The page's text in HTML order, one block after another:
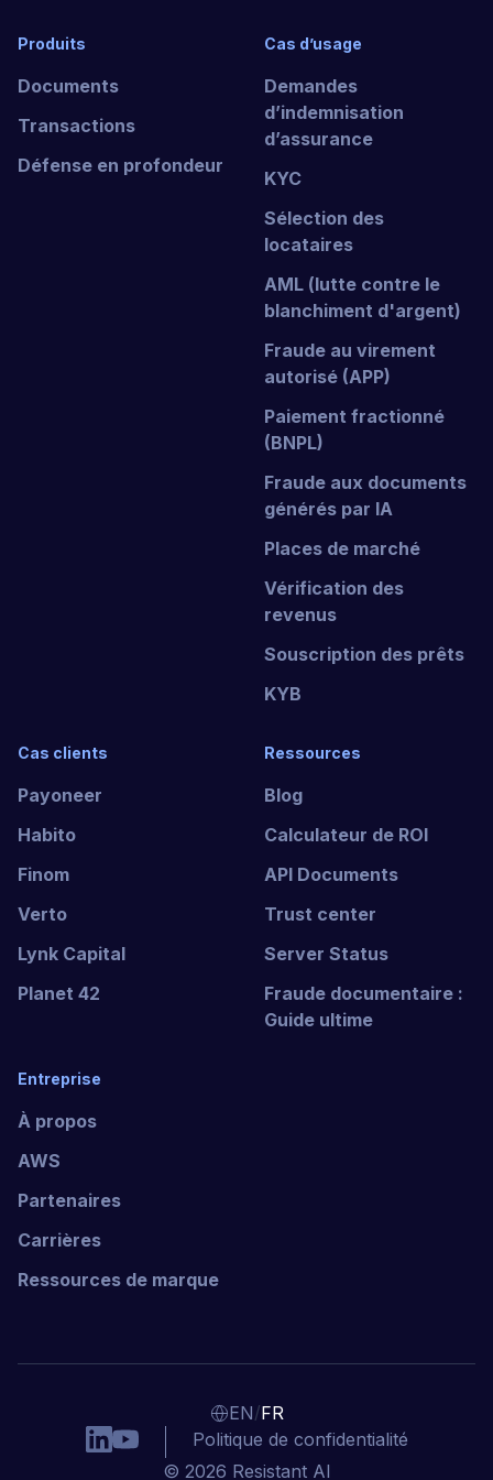
Évaluez et atténuez les risques liés
aux entreprises clientes et à la
Gestionnaires de comptes.
Accélérez l'intégration des
marchants en vérifiant rapidement
l'identité et la légitimité des
Les équipes informatiques et de
Intégrez les solutions KYB
en toute sécurité dans les systèmes
Produits
Documents
Transactions
Défense en profondeur
Cas d’usage
Demandes
d’indemnisation
d’assurance
KYC
Sélection des
locataires
AML (lutte contre le
blanchiment d'argent)
Fraude au virement
autorisé (APP)
Paiement fractionné
(BNPL)
Fraude aux documents
générés par IA
Places de marché
Vérification des
revenus
Souscription des prêts
KYB
Cas clients
Payoneer
Habito
Finom
Verto
Lynk Capital
Planet 42
Ressources
Blog
Calculateur de ROI
API Documents
Trust center
Server Status
Fraude documentaire :
Guide ultime
Entreprise
À propos
AWS
Partenaires
Carrières
Ressources de marque
EN/FR
Politique de confidentialité
© 2026 Resistant AI